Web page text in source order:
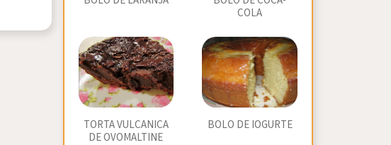
COLA
TORTA VULCANICA
DE OVOMALTINE
BOLO DE IOGURTE